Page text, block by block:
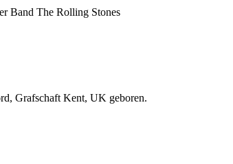
Band The Rolling Stones
Grafschaft Kent, UK geboren.